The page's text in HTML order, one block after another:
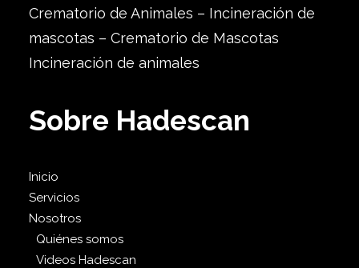
Crematorio de Animales – Incineración de
mascotas – Crematorio de Mascotas
Incineración de animales
Sobre Hadescan
Inicio
Servicios
Nosotros
Quiénes somos
Videos Hadescan